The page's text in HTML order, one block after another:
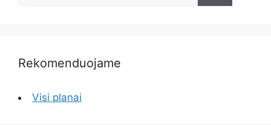
Rekomenduojame
Visi planai